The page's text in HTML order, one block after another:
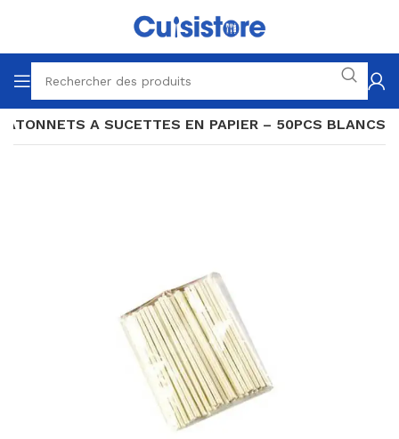
A SUCETTES EN PAPIER – 50PCS BLANCS